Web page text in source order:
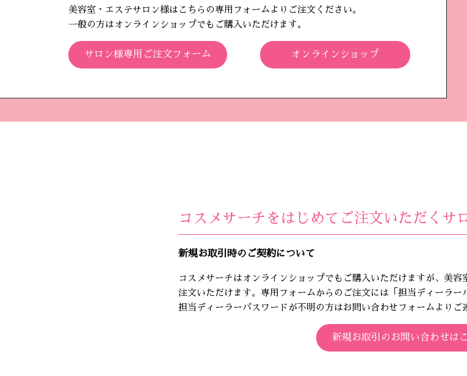
美容室・エステサロン様はこちらの専用フォームよりご注文ください。
一般の方はオンラインショップでもご購入いただけます。
サロン様専用ご注文フォーム オンラインショップ
コスメサーチをはじめてご注文いただくサ
新規お取引時のご契約について
コスメサーチはオンラインショップでもご購入いただけますが、美
注文いただけます。専用フォームからのご注文には「担当ディーラー
担当ディーラーパスワードが不明の方はお問い合わせフォームよりご
新規お取引のお問い合わせは